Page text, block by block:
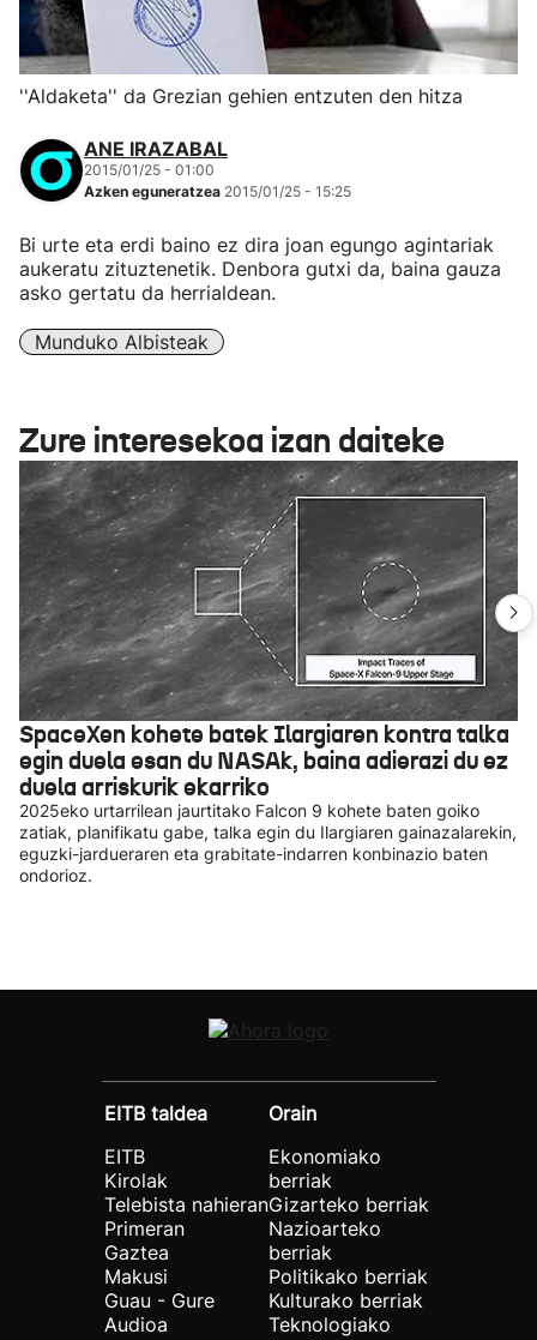
''Aldaketa'' da Grezian gehien entzuten den hitza
ANE IRAZABAL
2015/01/25 - 01:00
Azken eguneratzea 2015/01/25 - 15:25
Bi urte eta erdi baino ez dira joan egungo agintariak
aukeratu zituztenetik. Denbora gutxi da, baina gauza
asko gertatu da herrialdean.
Munduko Albisteak
Zure interesekoa izan daiteke
SpaceXen kohete batek Ilargiaren kontra talka
egin duela esan du NASAk, baina adierazi du ez
duela arriskurik ekarriko
2025eko urtarrilean jaurtitako Falcon 9 kohete baten goiko
zatiak, planifikatu gabe, talka egin du Ilargiaren gainazalarekin,
eguzki-jardueraren eta grabitate-indarren konbinazio baten
ondorioz.
EITB taldea
EITB
Kirolak
Telebista nahieran
Primeran
Gaztea
Makusi
Guau - Gure
Audioa
Orain
Ekonomiako
berriak
Gizarteko berriak
Nazioarteko
berriak
Politikako berriak
Kulturako berriak
Teknologiako